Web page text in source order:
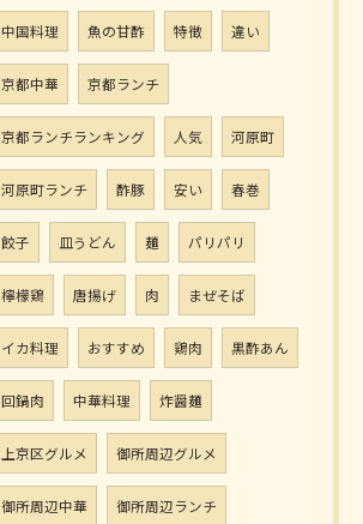
中国料理 魚の甘酢 特徴 違い
京都中華 京都ランチ
京都ランチランキング 人気 河原町
河原町ランチ 酢豚 安い 春巻
餃子 皿うどん 麺 パリパリ
檸檬鶏 唐揚げ 肉 まぜそば
イカ料理 おすすめ 鶏肉 黒酢あん
回鍋肉 中華料理 炸醤麺
上京区グルメ 御所周辺グルメ
御所周辺中華 御所周辺ランチ